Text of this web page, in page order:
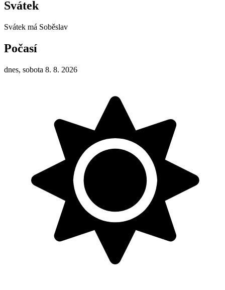
Svátek
Svátek má Soběslav
Počasí
dnes, sobota 8. 8. 2026